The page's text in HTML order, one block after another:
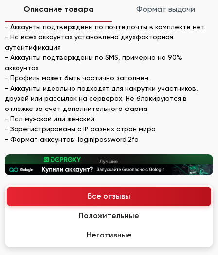
Описание товара Формат выдачи
- Аккаунты подтверждены по почте,почты в комплекте нет.
- На всех аккаунтах установлена двухфакторная
аутентификация
- Аккаунты подтверждены по SMS, примерно на 90%
аккаунтах
- Профиль может быть частично заполнен.
- Аккаунты идеально подходят для накрутки участников,
друзей или рассылок на серверах. Не блокируются в
отлёжке за счет дополнительного фарма
- Пол мужской или женский
- Зарегистрированы с IP разных стран мира
- Формат аккаунтов: login|password|2fa
Все отзывы
Положительные
Негативные